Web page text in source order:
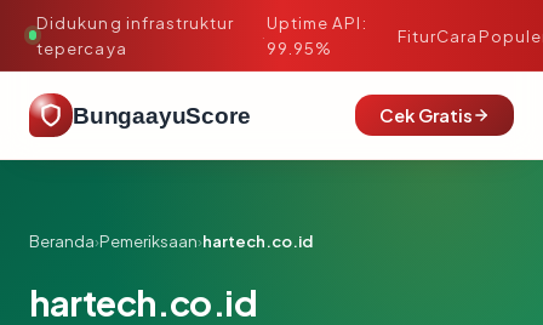
Didukung infrastruktur
tepercaya
·
Uptime API:
99.95%
FiturCara
BungaayuScore Cek Gratis
Beranda›Pemeriksaan›hartech.co.id
hartech.co.id